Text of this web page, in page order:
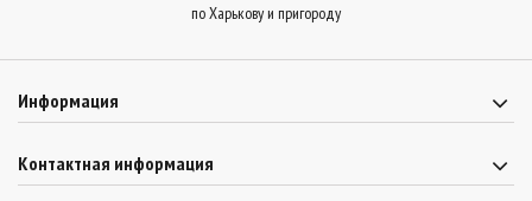
по Харькову и пригороду
Информация
Контактная информация